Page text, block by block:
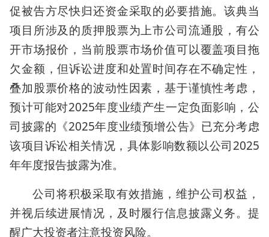
促被告方尽快归还资金采取的必要措施。该典当
项目所涉及的质押股票为上市公司流通股，有公
开市场报价，当前股票市场价值可以覆盖项目拖
欠金额，但诉讼进度和处置时间存在不确定性，
叠加股票价格的波动性因素，基于谨慎性考虑，
预计可能对2025年度业绩产生一定负面影响，公
司披露的《2025年度业绩预增公告》已充分考虑
该项目诉讼相关情况，具体影响数额以公司2025
年年度报告披露为准。
公司将积极采取有效措施，维护公司权益，
并视后续进展情况，及时履行信息披露义务。提
醒广大投资者注意投资风险。